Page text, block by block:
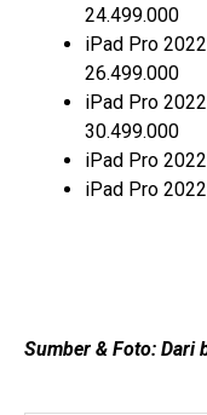
24.499.000
iPad Pro
26.499.000
iPad Pro
30.499.000
iPad Pro
iPad Pro
Sumber & Foto: Dari